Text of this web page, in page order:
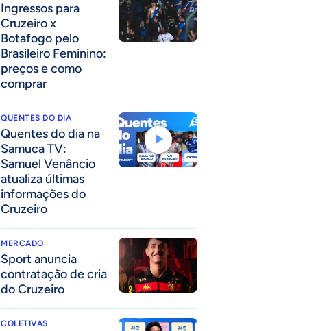
Ingressos para
Cruzeiro x
Botafogo pelo
Brasileiro Feminino:
preços e como
comprar
QUENTES DO DIA
Quentes do dia na
Samuca TV:
Samuel Venâncio
atualiza últimas
informações do
Cruzeiro
MERCADO
Sport anuncia
contratação de cria
do Cruzeiro
COLETIVAS